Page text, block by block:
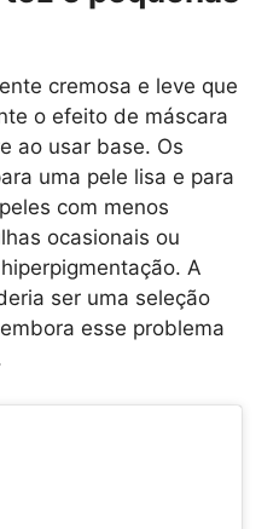
cremosa e leve que
o efeito de máscara
ao usar base. Os
uma pele lisa e para
com menos
ocasionais ou
A
ser uma seleção
esse problema